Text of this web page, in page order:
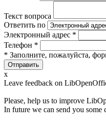
Текст вопроса
Ответить по
Электронный адрес *
Телефон *
* Заполните, пожалуйста,
x
Leave feedback on
Please, help us to improve
In future we can send you some